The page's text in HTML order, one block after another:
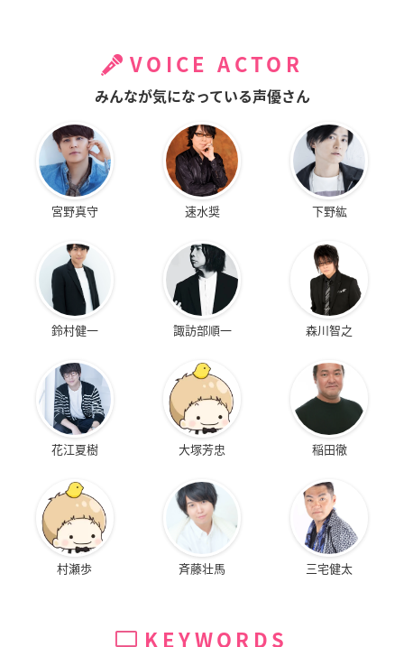
VOICE ACTOR
みんなが気になっている声優さん
宮野真守 速水奨 下野紘
鈴村健一 諏訪部順一 森川智之
花江夏樹 大塚芳忠 稲田徹
村瀬歩 斉藤壮馬 三宅健太
KEYWORDS